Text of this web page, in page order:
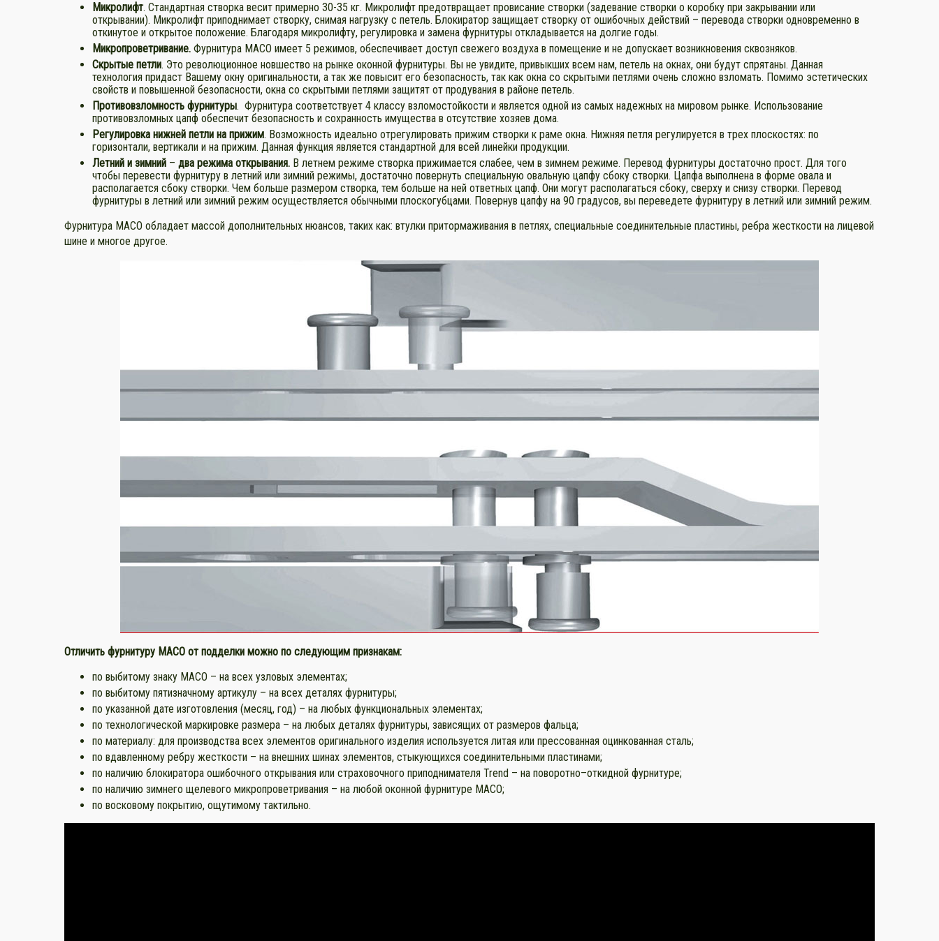
Микролифт. Стандартная створка весит примерно 30-35 кг. Микролифт предотвращает провисание створки (задевание створки о коробку при закрывании или
открывании). Микролифт приподнимает створку, снимая нагрузку с петель. Блокиратор защищает створку от ошибочных действий – перевода створки одновременно в
откинутое и открытое положение. Благодаря микролифту, регулировка и замена фурнитуры откладывается на долгие годы.
Микропроветривание. Фурнитура МАСО имеет 5 режимов, обеспечивает доступ свежего воздуха в помещение и не допускает возникновения сквозняков.
Скрытые петли. Это революционное новшество на рынке оконной фурнитуры. Вы не увидите, привыкших всем нам, петель на окнах, они будут спрятаны. Данная
технология придаст Вашему окну оригинальности, а так же повысит его безопасность, так как окна со скрытыми петлями очень сложно взломать. Помимо эстетических
свойств и повышенной безопасности, окна со скрытыми петлями защитят от продувания в районе петель.
Противовзломность фурнитуры. Фурнитура соответствует 4 классу взломостойкости и является одной из самых надежных на мировом рынке. Использование
противовзломных цапф обеспечит безопасность и сохранность имущества в отсутствие хозяев дома.
Регулировка нижней петли на прижим. Возможность идеально отрегулировать прижим створки к раме окна. Нижняя петля регулируется в трех плоскостях: по
горизонтали, вертикали и на прижим. Данная функция является стандартной для всей линейки продукции.
Летний и зимний – два режима открывания. В летнем режиме створка прижимается слабее, чем в зимнем режиме. Перевод фурнитуры достаточно прост. Для того
чтобы перевести фурнитуру в летний или зимний режимы, достаточно повернуть специальную овальную цапфу сбоку створки. Цапфа выполнена в форме овала и
располагается сбоку створки. Чем больше размером створка, тем больше на ней ответных цапф. Они могут располагаться сбоку, сверху и снизу створки. Перевод
фурнитуры в летний или зимний режим осуществляется обычными плоскогубцами. Повернув цапфу на 90 градусов, вы переведете фурнитуру в летний или зимний режим.
Фурнитура МАСО обладает массой дополнительных нюансов, таких как: втулки притормаживания в петлях, специальные соединительные пластины, ребра жесткости на лицевой
шине и многое другое.
Отличить фурнитуру MACO от подделки можно по следующим признакам:
по выбитому знаку MACO – на всех узловых элементах;
по выбитому пятизначному артикулу – на всех деталях фурнитуры;
по указанной дате изготовления (месяц, год) – на любых функциональных элементах;
по технологической маркировке размера – на любых деталях фурнитуры, зависящих от размеров фальца;
по материалу: для производства всех элементов оригинального изделия используется литая или прессованная оцинкованная сталь;
по вдавленному ребру жесткости – на внешних шинах элементов, стыкующихся соединительными пластинами;
по наличию блокиратора ошибочного открывания или страховочного приподнимателя Trend – на поворотно–откидной фурнитуре;
по наличию зимнего щелевого микропроветривания – на любой оконной фурнитуре MACO;
по восковому покрытию, ощутимому тактильно.